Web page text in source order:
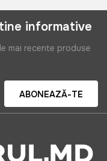
informative
mai recente produse
ABONEAZĂ-TE